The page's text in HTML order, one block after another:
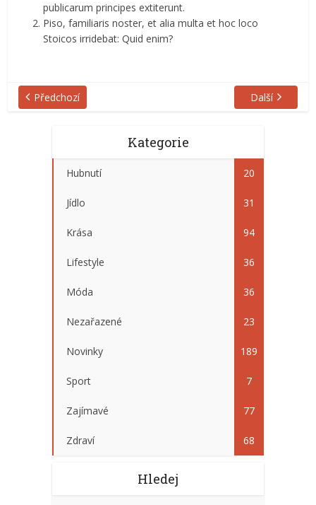
publicarum principes extiterunt.
Piso, familiaris noster, et alia multa et hoc loco
Stoicos irridebat: Quid enim?
Předchozí Další
Kategorie
Hubnutí 20
Jídlo 31
Krása 94
Lifestyle 36
Móda 36
Nezařazené 23
Novinky 189
Sport 7
Zajímavé 77
Zdraví 68
Hledej